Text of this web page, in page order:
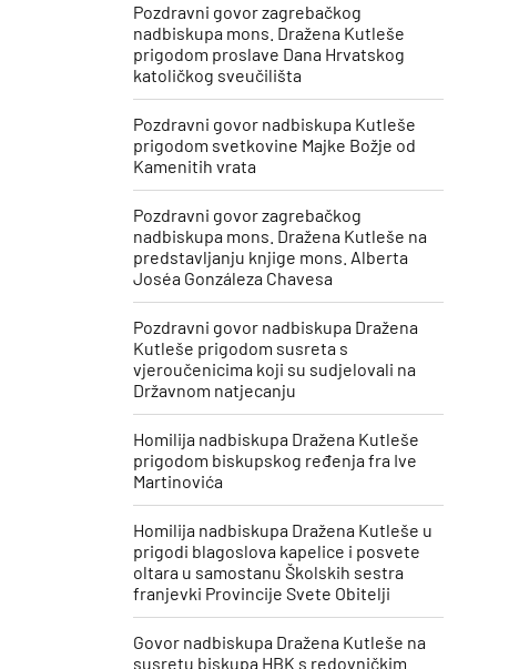
Pozdravni govor zagrebačkog
nadbiskupa mons. Dražena Kutleše
prigodom proslave Dana Hrvatskog
katoličkog sveučilišta
Pozdravni govor nadbiskupa Kutleše
prigodom svetkovine Majke Božje od
Kamenitih vrata
Pozdravni govor zagrebačkog
nadbiskupa mons. Dražena Kutleše na
predstavljanju knjige mons. Alberta
Joséa Gonzáleza Chavesa
Pozdravni govor nadbiskupa Dražena
Kutleše prigodom susreta s
vjeroučenicima koji su sudjelovali na
Državnom natjecanju
Homilija nadbiskupa Dražena Kutleše
prigodom biskupskog ređenja fra Ive
Martinovića
Homilija nadbiskupa Dražena Kutleše u
prigodi blagoslova kapelice i posvete
oltara u samostanu Školskih sestra
franjevki Provincije Svete Obitelji
Govor nadbiskupa Dražena Kutleše na
susretu biskupa HBK s redovničkim